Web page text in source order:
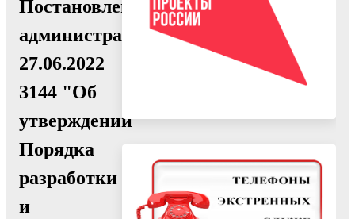
Постановление
администрации
27.06.2022
3144 "Об
утверждении
Порядка
разработки
и